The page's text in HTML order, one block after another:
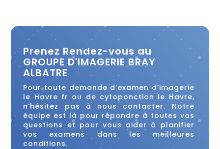
Prenez Rendez-vous au
GROUPE D'IMAGERIE BRAY
ALBATRE
Pour toute demande d’examen d’imagerie
le Havre fr ou de cytoponction le Havre,
n’hésitez pas à nous contacter. Notre
équipe est là pour répondre à toutes vos
questions et pour vous aider à planifier
vos examens dans les meilleures
conditions.